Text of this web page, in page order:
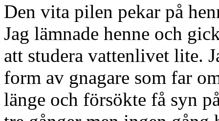
Den vita pilen pekar på
Jag lämnade henne och
att studera vattenlivet lite.
form av gnagare som far
länge och försökte få syn